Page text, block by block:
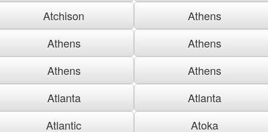
Atchison
Athens
Athens
Athens
Athens
Athens
Atlanta
Atlanta
Atlantic
Atoka